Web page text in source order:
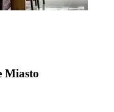
Miasto